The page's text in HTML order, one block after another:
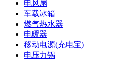
电风扇
车载冰箱
燃气热水器
电暖器
移动电源(充电宝)
电压力锅